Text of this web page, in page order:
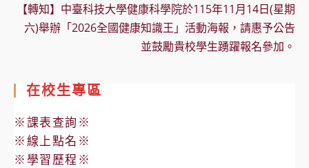
【轉知】中臺科技大學健康科學院於115年11月14日(星期
六)舉辦「2026全國健康知識王」活動海報，請惠予公告
並鼓勵貴校學生踴躍報名參加。
在校生專區
※課表查詢※
※線上點名※
※學習歷程※